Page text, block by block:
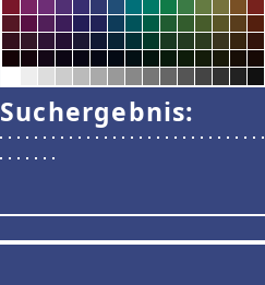
Suchergebnis: